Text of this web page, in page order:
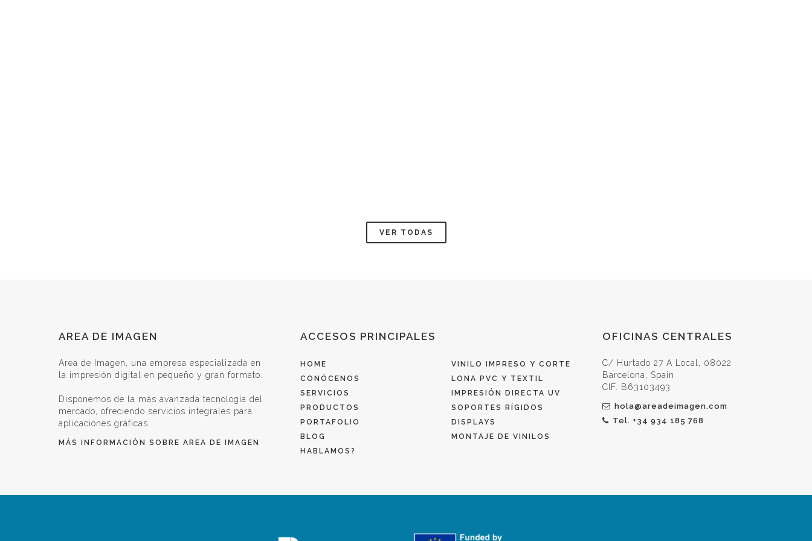
VER TODAS
AREA
DE
IMAGEN
AREA DE IMAGEN
Area de Imagen, una empresa especializada en
la impresión digital en pequeño y gran formato.
Disponemos de la más avanzada tecnología del
mercado, ofreciendo servicios integrales para
aplicaciones gráficas.
MÁS INFORMACIÓN SOBRE AREA DE IMAGEN
ACCESOS
PRINCIPALES
ACCESOS PRINCIPALES
HOME
CONÓCENOS
SERVICIOS
PRODUCTOS
PORTAFOLIO
BLOG
HABLAMOS?
VINILO IMPRESO Y CORTE
LONA PVC Y TEXTIL
IMPRESIÓN DIRECTA UV
SOPORTES RÍGIDOS
DISPLAYS
MONTAJE DE VINILOS
OFICINAS
CENTRALES
OFICINAS CENTRALES
C/ Hurtado 27 A Local, 08022
Barcelona, Spain
CIF. B63103493
hola@areadeimagen.com
Tel. +34 934 185 768